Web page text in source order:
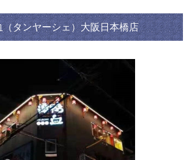
タンヤーシェ）大阪日本橋店